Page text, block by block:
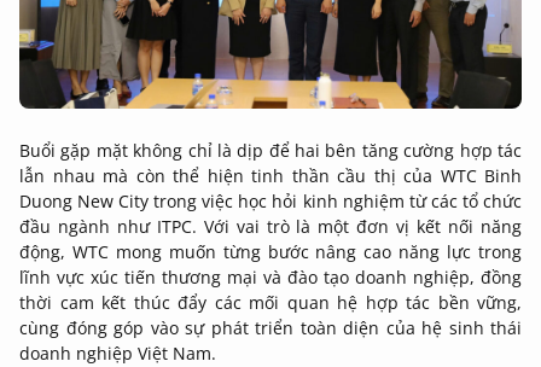
Buổi gặp mặt không chỉ là dịp để hai bên tăng cường hợp tác
lẫn nhau mà còn thể hiện tinh thần cầu thị của WTC Binh
Duong New City trong việc học hỏi kinh nghiệm từ các tổ chức
đầu ngành như ITPC. Với vai trò là một đơn vị kết nối năng
động, WTC mong muốn từng bước nâng cao năng lực trong
lĩnh vực xúc tiến thương mại và đào tạo doanh nghiệp, đồng
thời cam kết thúc đẩy các mối quan hệ hợp tác bền vững,
cùng đóng góp vào sự phát triển toàn diện của hệ sinh thái
doanh nghiệp Việt Nam.